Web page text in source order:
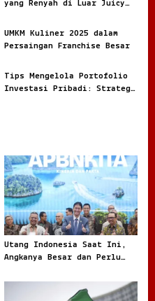
yang Renyah di Luar Juicy
UMKM Kuliner 2025 dalam
Persaingan Franchise Besar
Tips Mengelola Portofolio
Investasi Pribadi: Strategi
Utang Indonesia Saat Ini,
Angkanya Besar dan Perlu